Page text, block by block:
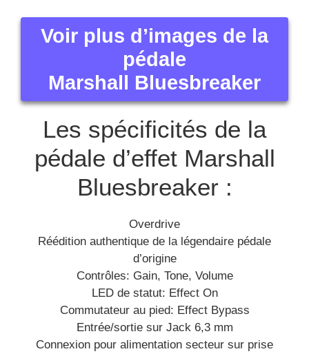
Voir plus d’images de la
pédale
Marshall Bluesbreaker
Les spécificités de la
pédale d’effet Marshall
Bluesbreaker :
Overdrive
Réédition authentique de la légendaire pédale
d’origine
Contrôles: Gain, Tone, Volume
LED de statut: Effect On
Commutateur au pied: Effect Bypass
Entrée/sortie sur Jack 6,3 mm
Connexion pour alimentation secteur sur prise